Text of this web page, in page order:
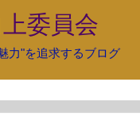
委員会
力"を追求するブログ